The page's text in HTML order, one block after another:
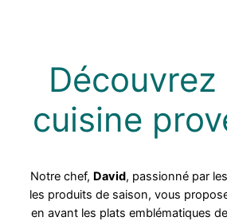
cuisine
Notre chef, David, passionné par
les produits de saison, vous
en avant les plats emblématiques